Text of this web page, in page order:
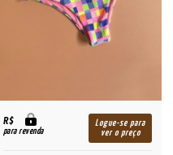
R$
para revenda
Logue-se para
ver o preço